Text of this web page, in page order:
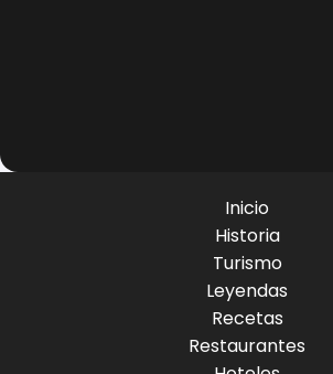
Inicio
Historia
Turismo
Leyendas
Recetas
Restaurantes